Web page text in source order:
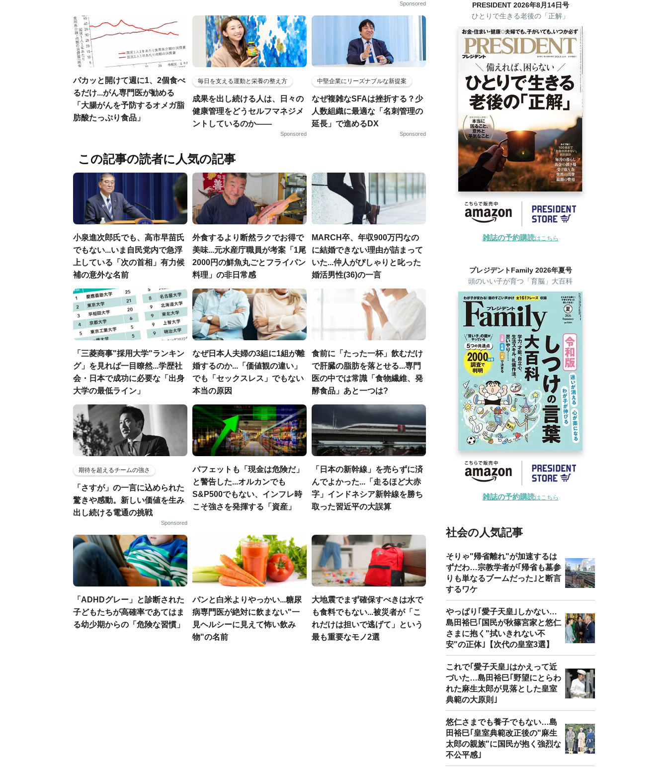
Sponsored
パカッと開けて週に1、2個食べ
るだけ...がん専門医が勧める
「大腸がんを予防するオメガ脂
肪酸たっぷり食品」
毎日を支える運動と栄養の整え方
成果を出し続ける人は、日々の
健康管理をどうセルフマネジメ
ントしているのか——
Sponsored
中堅企業にリーズナブルな新提案
なぜ複雑なSFAは挫折する？少
人数組織に最適な「名刺管理の
延長」で進めるDX
Sponsored
この記事の読者に人気の記事
小泉進次郎氏でも、高市早苗氏
でもない...いま自民党内で急浮
上している「次の首相」有力候
補の意外な名前
外食するより断然ラクでお得で
美味...元水産庁職員が考案「1尾
2000円の鮮魚丸ごとフライパン
料理」の非日常感
MARCH卒、年収900万円なの
に結婚できない理由が詰まって
いた...仲人がぴしゃりと叱った
婚活男性(36)の一言
「三菱商事"採用大学"ランキン
グ」を見れば一目瞭然...学歴社
会・日本で成功に必要な「出身
大学の最低ライン」
なぜ日本人夫婦の3組に1組が離
婚するのか...「価値観の違い」
でも「セックスレス」でもない
本当の原因
食前に「たった一杯」飲むだけ
で肝臓の脂肪を落とせる...専門
医の中では常識「食物繊維、発
酵食品」あと一つは?
期待を超えるチームの強さ
「さすが」の一言に込められた
驚きや感動。新しい価値を生み
出し続ける電通の挑戦
Sponsored
バフェットも「現金は危険だ」
と警告した...オルカンでも
S&P500でもない、インフレ時
こそ強さを発揮する「資産」
「日本の新幹線」を売らずに済
んでよかった...「走るほど大赤
字」インドネシア新幹線を勝ち
取った習近平の大誤算
「ADHDグレー」と診断された
子どもたちが高確率であてはま
る幼少期からの「危険な習慣」
パンと白米よりやっかい...糖尿
病専門医が絶対に飲まない"一
見ヘルシーに見えて怖い飲み
物"の名前
大地震でまず確保すべきは水で
も食料でもない...被災者が「こ
れだけは担いで逃げて」という
最も重要なモノ2選
PRESIDENT 2026年8月14日号
ひとりで生きる老後の「正解」
雑誌の予約購読はこちら
プレジデントFamily 2026年夏号
頭のいい子が育つ「育脳」大百科
雑誌の予約購読はこちら
社会の人気記事
そりゃ"帰省離れ"が加速するは
ずだわ…宗教学者が｢帰省も墓参
りも単なるブームだった｣と断言
するワケ
やっぱり｢愛子天皇｣しかない…
島田裕巳｢国民が秋篠宮家と悠仁
さまに抱く"拭いきれない不
安"の正体｣【次代の皇室3選】
これで｢愛子天皇｣はかえって近
づいた…島田裕巳｢野望にとらわ
れた麻生太郎が見落とした皇室
典範の大原則｣
悠仁さまでも養子でもない…島
田裕巳｢皇室典範改正後の"麻生
太郎の親族"に国民が抱く強烈な
不公平感｣